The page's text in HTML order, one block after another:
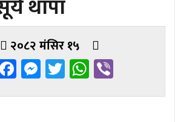
थापा
२०८२ मंसिर १५
Facebook
Messenger
Twitter